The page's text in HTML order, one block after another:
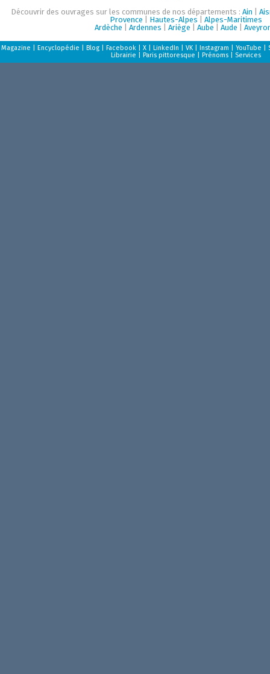
Découvrir des ouvrages sur les communes de nos départements : Ain
Provence
Hautes-Alpes
Alpes-Maritimes
Ardèche
Ardennes Ariège Aube Aude
Magazine Encyclopédie Blog| Facebook| X| LinkedIn VK| Instagram YouTube
Librairie
Paris pittoresque Prénoms| Services